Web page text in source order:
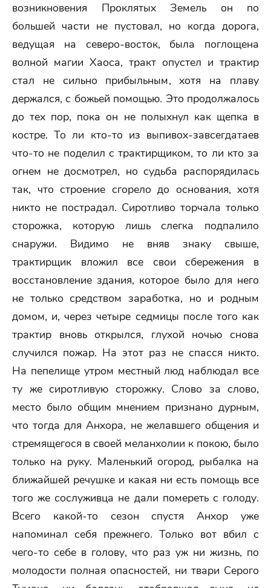
возникновения Проклятых Земель он по
большей части не пустовал, но когда дорога,
ведущая на северо-восток, была поглощена
волной магии Хаоса, тракт опустел и трактир
стал не сильно прибыльным, хотя на плаву
держался, с божьей помощью. Это продолжалось
до тех пор, пока он не полыхнул как щепка в
костре. То ли кто-то из выпивох-завсегдатаев
что-то не поделил с трактирщиком, то ли кто за
огнем не досмотрел, но судьба распорядилась
так, что строение сгорело до основания, хотя
никто не пострадал. Сиротливо торчала только
сторожка, которую лишь слегка подпалило
снаружи. Видимо не вняв знаку свыше,
трактирщик вложил все свои сбережения в
восстановление здания, которое было для него
не только средством заработка, но и родным
домом, и, через четыре седмицы после того как
трактир вновь открылся, глухой ночью снова
случился пожар. На этот раз не спасся никто.
На пепелище утром местный люд наблюдал все
ту же сиротливую сторожку. Слово за слово,
место было общим мнением признано дурным,
что тогда для Анхора, не желавшего общения и
стремящегося в своей меланхолии к покою, было
только на руку. Маленький огород, рыбалка на
ближайшей речушке и какая ни есть помощь все
того же сослуживца не дали помереть с голоду.
Всего какой-то сезон спустя Анхор уже
напоминал себя прежнего. Только вот вбил с
чего-то себе в голову, что раз уж ни жизнь, по
молодости полная опасностей, ни твари Серого